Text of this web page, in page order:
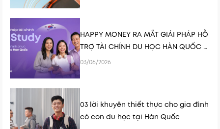
HAPPY MONEY RA MẮT GIẢI PHÁP HỖ
TRỢ TÀI CHÍNH DU HỌC HÀN QUỐC K-
STUDY
03/06/2026
03 lời khuyên thiết thực cho gia đình
có con du học tại Hàn Quốc